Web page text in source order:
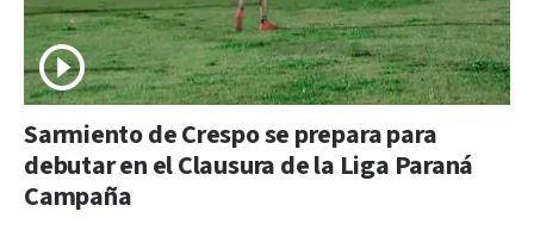
Sarmiento de Crespo se prepara para
debutar en el Clausura de la Liga Paraná
Campaña